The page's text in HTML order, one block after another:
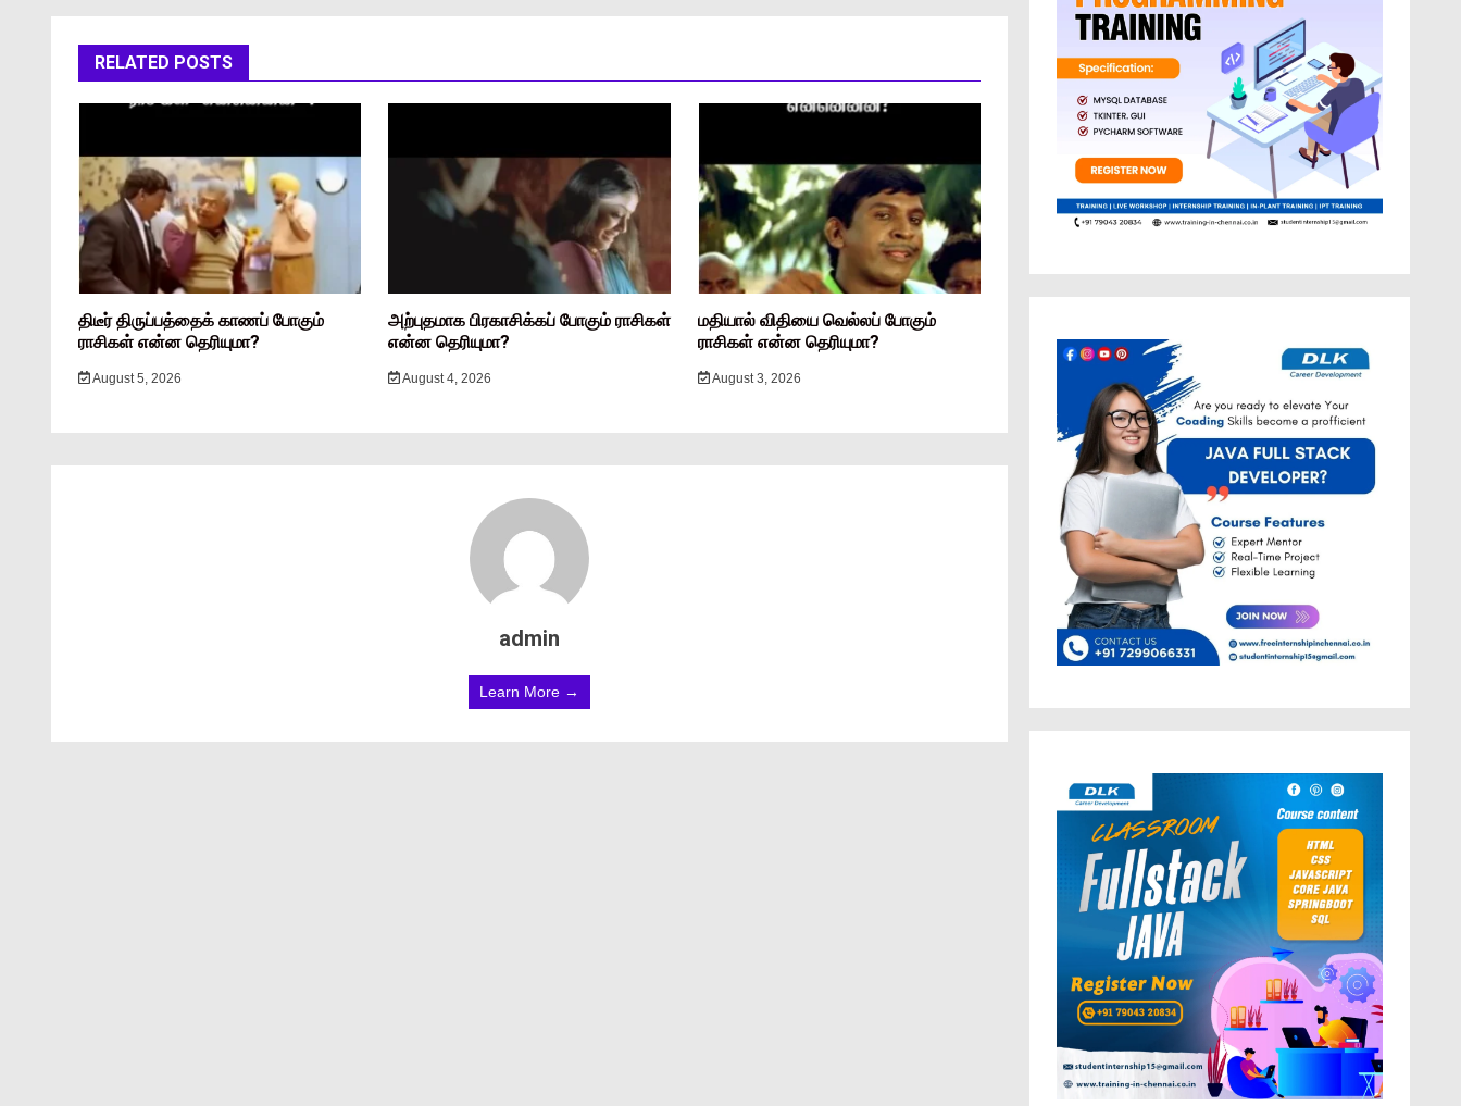
RELATED POSTS
திடீர் திருப்பத்தைக் காணப் போகும்
ராசிகள் என்ன தெரியுமா?
August 5, 2026
அற்புதமாக பிரகாசிக்கப் போகும் ராசிகள்
என்ன தெரியுமா?
August 4, 2026
மதியால் விதியை வெல்லப் போகும்
ராசிகள் என்ன தெரியுமா?
August 3, 2026
admin
Learn More →